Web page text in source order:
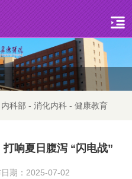
内科部 - 消化内科 - 健康教育
打响夏日腹泻 “闪电战”
日期：2025-07-02